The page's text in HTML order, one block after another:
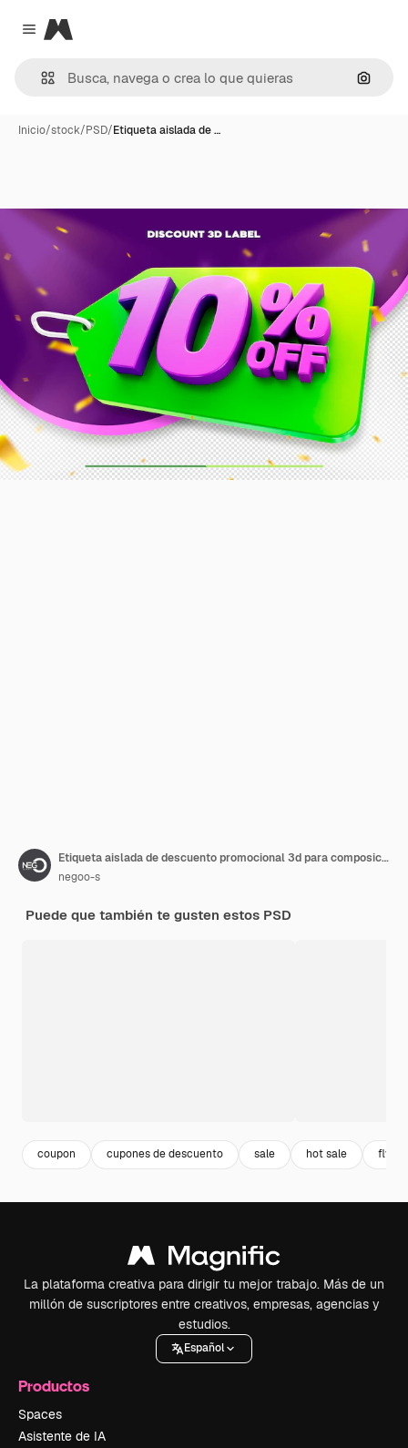
Close menu
Magnific
Inicio/stock/PSD/Etiqueta aislada de …
Etiqueta aislada de descuento promocional 3d para composiciones
negoo-s
Puede que también te gusten estos PSD
coupon cupones de descuento sale hot sale flyer
La plataforma creativa para dirigir tu mejor trabajo. Más de un
millón de suscriptores entre creativos, empresas, agencias y
estudios.
Español
Productos
Spaces
Asistente de IA